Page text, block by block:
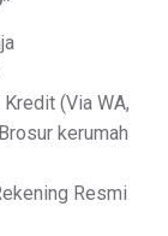
(Via WA,
kerumah
Resmi